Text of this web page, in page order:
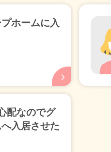
ホームに入
配なのでグ
入居させた